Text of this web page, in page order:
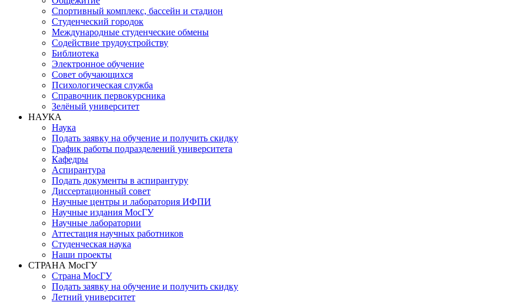
Спортивный комплекс, бассейн и стадион
Студенческий городок
Международные студенческие обмены
Содействие трудоустройству
Библиотека
Электронное обучение
Совет обучающихся
Психологическая служба
Справочник первокурсника
Зелёный университет
НАУКА
Наука
Подать заявку на обучение и получить скидку
График работы подразделений университета
Кафедры
Аспирантура
Подать документы в аспирантуру
Диссертационный совет
Научные центры и лаборатория ИФПИ
Научные издания МосГУ
Научные лаборатории
Аттестация научных работников
Студенческая наука
Наши проекты
СТРАНА МосГУ
Страна МосГУ
Подать заявку на обучение и получить скидку
Летний университет